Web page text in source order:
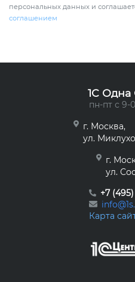
персональных данных и
соглашением
1C Одна
пн-пт с 9-
г. Москва,
ул.
г.
ул.
+7
Карта